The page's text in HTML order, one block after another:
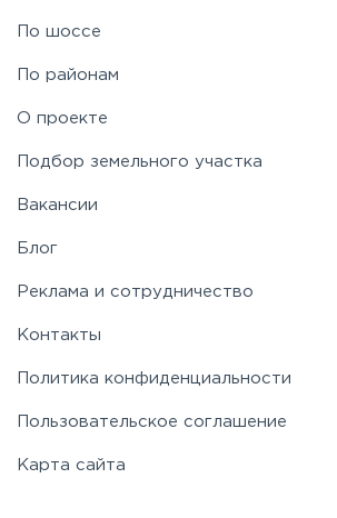
По шоссе
По районам
О проекте
Подбор земельного участка
Вакансии
Блог
Реклама и сотрудничество
Контакты
Политика конфиденциальности
Пользовательское соглашение
Карта сайта